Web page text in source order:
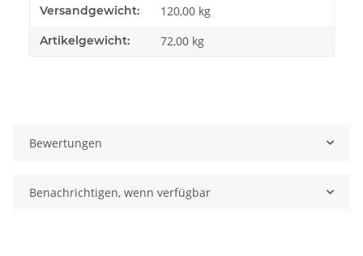
Produkteigenschaft
Wert
Versandgewicht: 120,00 kg
Artikelgewicht: 72,00 kg
Bewertungen
Benachrichtigen, wenn verfügbar